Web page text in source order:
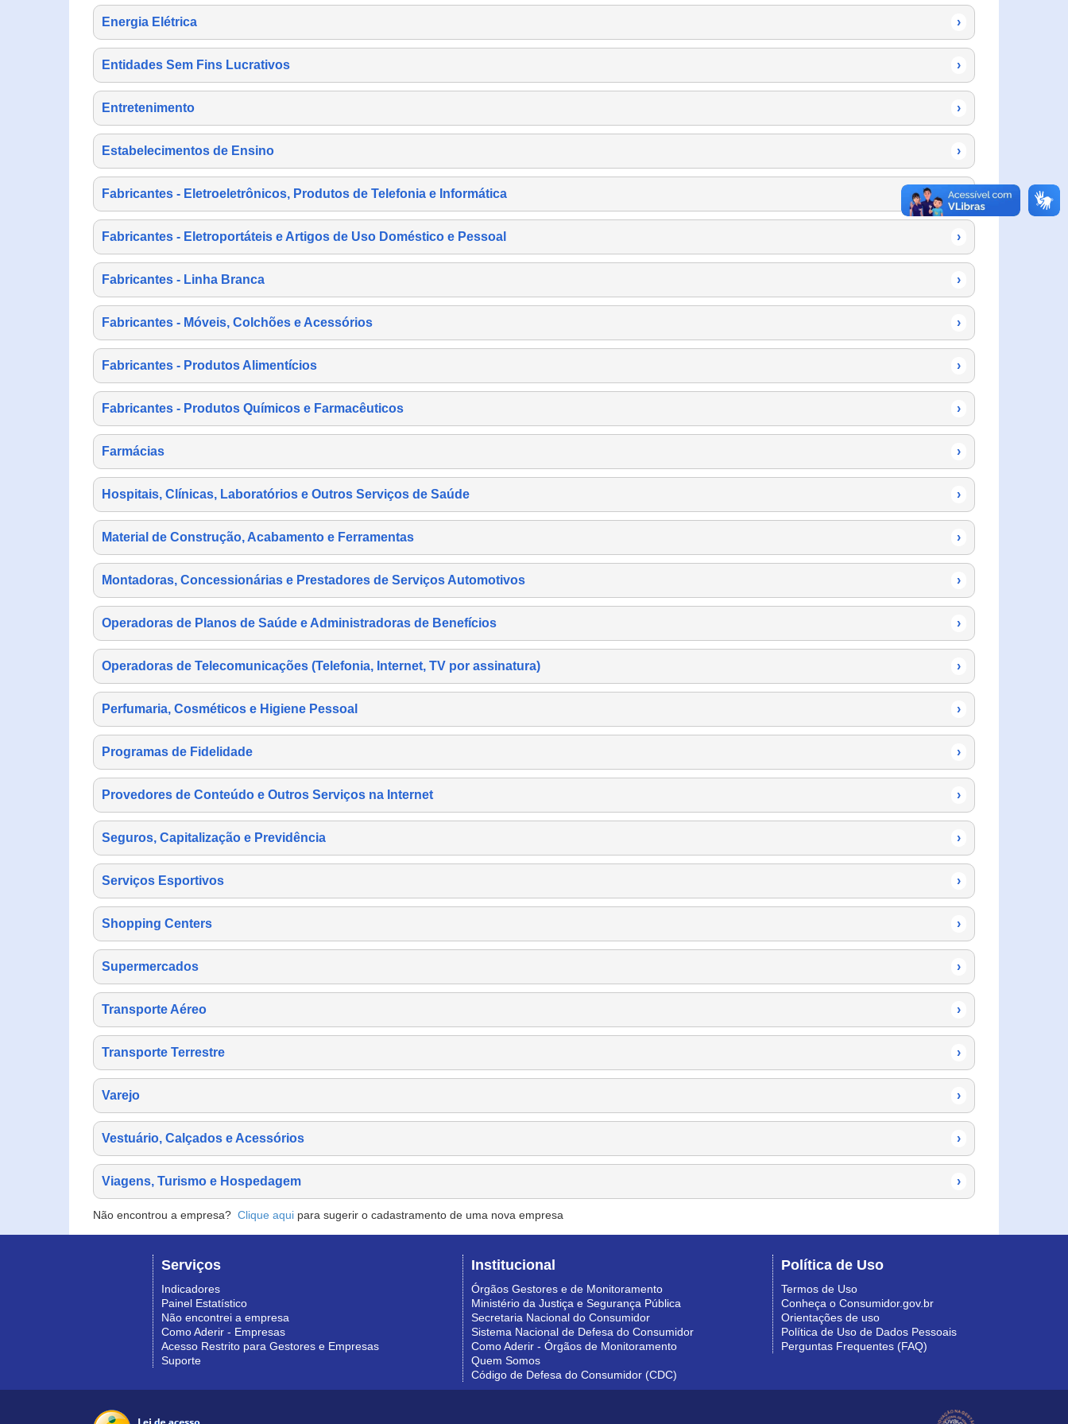
Energia Elétrica ›
Entidades Sem Fins Lucrativos ›
Entretenimento ›
Estabelecimentos de Ensino ›
Fabricantes - Eletroeletrônicos, Produtos de Telefonia e Informática ›
Fabricantes - Eletroportáteis e Artigos de Uso Doméstico e Pessoal ›
Fabricantes - Linha Branca ›
Fabricantes - Móveis, Colchões e Acessórios ›
Fabricantes - Produtos Alimentícios ›
Fabricantes - Produtos Químicos e Farmacêuticos ›
Farmácias ›
Hospitais, Clínicas, Laboratórios e Outros Serviços de Saúde ›
Material de Construção, Acabamento e Ferramentas ›
Montadoras, Concessionárias e Prestadores de Serviços Automotivos ›
Operadoras de Planos de Saúde e Administradoras de Benefícios ›
Operadoras de Telecomunicações (Telefonia, Internet, TV por assinatura) ›
Perfumaria, Cosméticos e Higiene Pessoal ›
Programas de Fidelidade ›
Provedores de Conteúdo e Outros Serviços na Internet ›
Seguros, Capitalização e Previdência ›
Serviços Esportivos ›
Shopping Centers ›
Supermercados ›
Transporte Aéreo ›
Transporte Terrestre ›
Varejo ›
Vestuário, Calçados e Acessórios ›
Viagens, Turismo e Hospedagem ›
Não encontrou a empresa? Clique aqui para sugerir o cadastramento de uma nova empresa
Serviços
Indicadores
Painel Estatístico
Não encontrei a empresa
Como Aderir - Empresas
Acesso Restrito para Gestores e Empresas
Suporte
Institucional
Órgãos Gestores e de Monitoramento
Ministério da Justiça e Segurança Pública
Secretaria Nacional do Consumidor
Sistema Nacional de Defesa do Consumidor
Como Aderir - Órgãos de Monitoramento
Quem Somos
Código de Defesa do Consumidor (CDC)
Política de Uso
Termos de Uso
Conheça o Consumidor.gov.br
Orientações de uso
Política de Uso de Dados Pessoais
Perguntas Frequentes (FAQ)